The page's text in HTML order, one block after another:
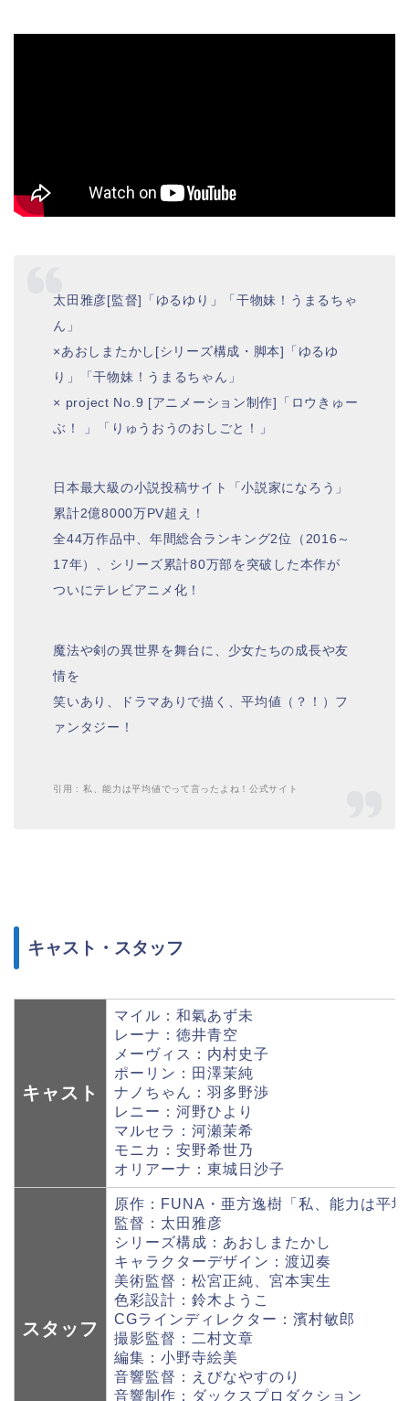
太田雅彦[監督]「ゆるゆり」「干物妹！うまるちゃ
ん」
×あおしまたかし[シリーズ構成・脚本]「ゆるゆ
り」「干物妹！うまるちゃん」
× project No.9 [アニメーション制作]「ロウきゅー
ぶ！ 」「りゅうおうのおしごと！」
日本最大級の小説投稿サイト「小説家になろう」
累計2億8000万PV超え！
全44万作品中、年間総合ランキング2位（2016～
17年）、シリーズ累計80万部を突破した本作が
ついにテレビアニメ化！
魔法や剣の異世界を舞台に、少女たちの成長や友
情を
笑いあり、ドラマありで描く、平均値（？！）フ
ァンタジー！
引用 : 私、能力は平均値でって言ったよね！公式サイト
キャスト・スタッフ
キャスト
マイル：和氣あず未
レーナ：徳井青空
メーヴィス：内村史子
ポーリン：田澤茉純
ナノちゃん：羽多野渉
レニー：河野ひより
マルセラ：河瀬茉希
モニカ：安野希世乃
オリアーナ：東城日沙子
スタッフ
原作：FUNA・亜方逸樹「私、能力は平
監督：太田雅彦
シリーズ構成：あおしまたかし
キャラクターデザイン：渡辺奏
美術監督：松宮正純、宮本実生
色彩設計：鈴木ようこ
CGラインディレクター：濱村敏郎
撮影監督：二村文章
編集：小野寺絵美
音響監督：えびなやすのり
音響制作：ダックスプロダクション